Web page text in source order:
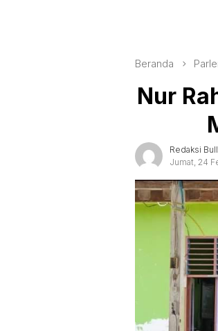
Beranda
Nur
Redaksi
Jumat, 24